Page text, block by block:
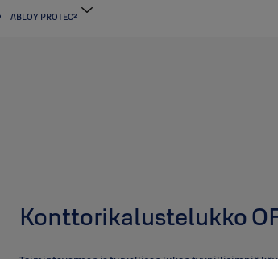
ABLOY PROTEC²
Konttorikalustelukko